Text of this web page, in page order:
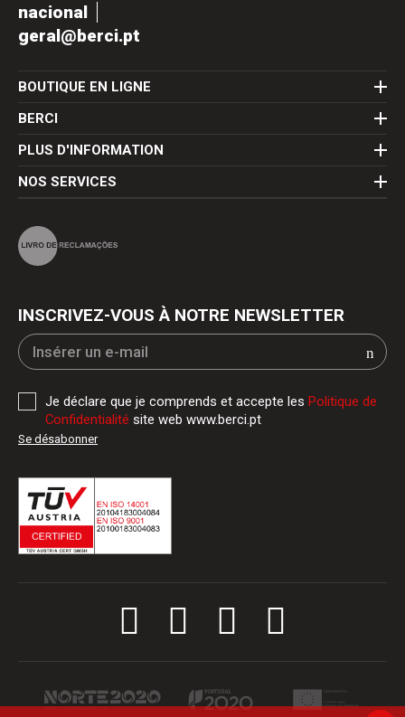
nacional
geral@berci.pt
BOUTIQUE EN LIGNE
BERCI
PLUS D'INFORMATION
NOS SERVICES
INSCRIVEZ-VOUS À NOTRE NEWSLETTER
Je déclare que je comprends et accepte les Politique de
Confidentialité site web www.berci.pt
Se désabonner